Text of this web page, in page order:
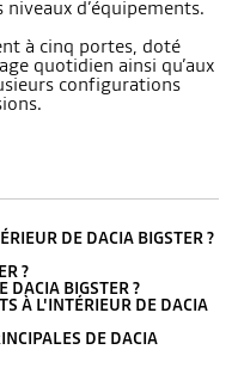
d’équipements.
à cinq portes, doté
quotidien ainsi qu’aux
configurations
DE DACIA BIGSTER ?
?
DACIA BIGSTER ?
À L'INTÉRIEUR DE DACIA
DE DACIA